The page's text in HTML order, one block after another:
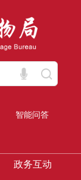
智能问答
政务互动